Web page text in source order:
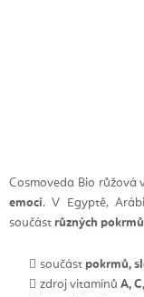
Cosmoveda Bio růžová
emocí. V Egyptě,
součást různých
součást pokrmů,
zdroj vitamínů A,